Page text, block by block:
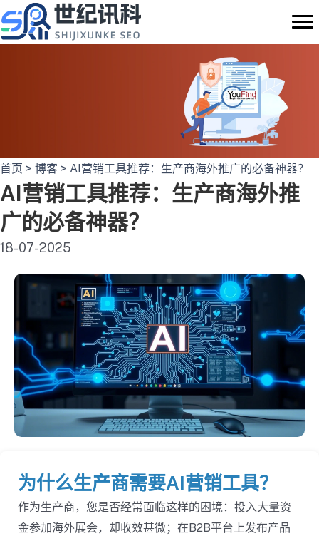
至
内
首页 > 博客 > AI营销工具推荐：生产商海外推广的必备神器？
AI营销工具推荐：生产商海外推
广的必备神器？
18-07-2025
为什么生产商需要AI营销工具？
作为生产商，您是否经常面临这样的困境：投入大量资
金参加海外展会，却收效甚微；在B2B平台上发布产品